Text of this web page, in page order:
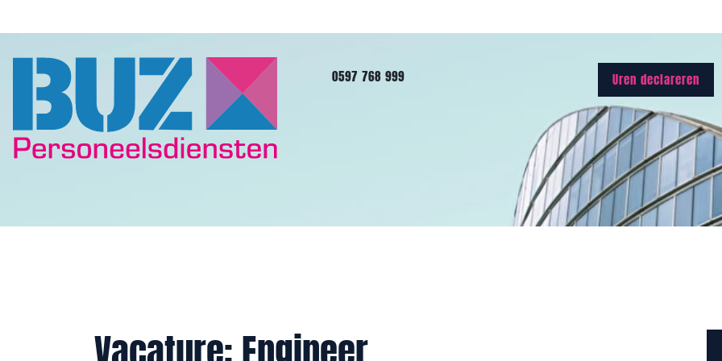
0597 768 999
Uren declareren